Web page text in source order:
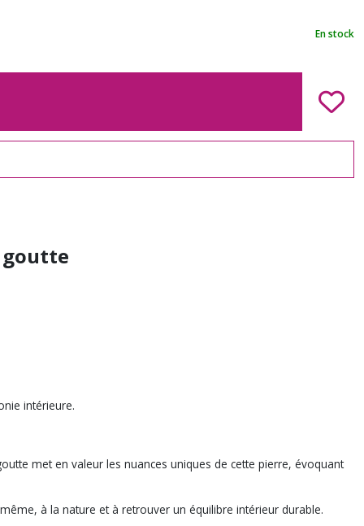
En stock
goutte
intérieure.
met en valeur les nuances uniques de cette pierre, évoquant
à la nature et à retrouver un équilibre intérieur durable.